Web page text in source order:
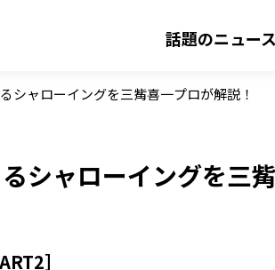
話題のニュース
シャローイングを三觜喜一プロが解説！
シャローイングを三
］